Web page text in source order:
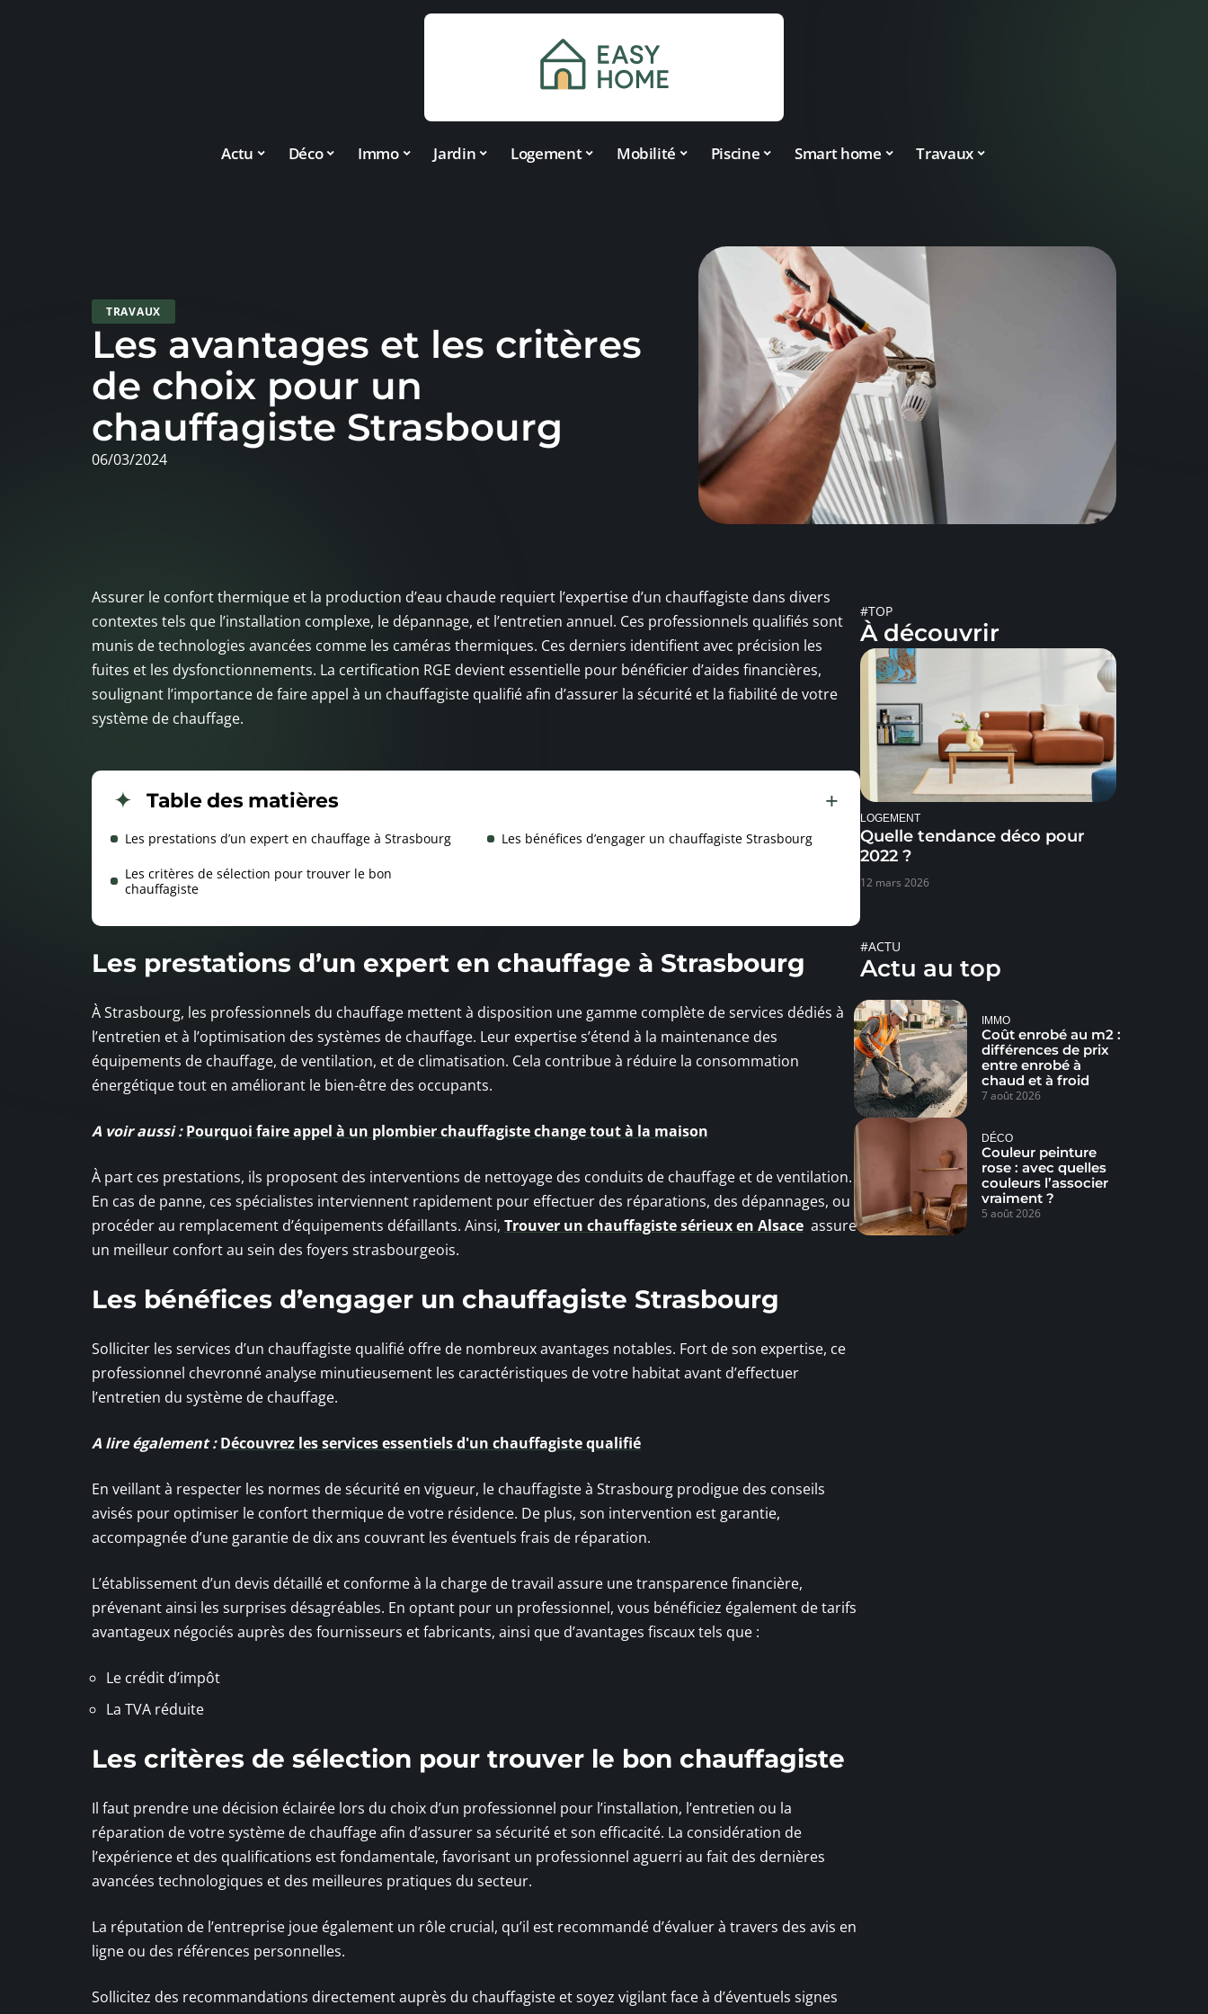
Actu Déco Immo Jardin Logement Mobilité Piscine Smart home Travaux
TRAVAUX
Les avantages et les critères
de choix pour un
chauffagiste Strasbourg
06/03/2024
Assurer le confort thermique et la production d’eau chaude requiert l’expertise d’un chauffagiste dans divers
contextes tels que l’installation complexe, le dépannage, et l’entretien annuel. Ces professionnels qualifiés sont
munis de technologies avancées comme les caméras thermiques. Ces derniers identifient avec précision les
fuites et les dysfonctionnements. La certification RGE devient essentielle pour bénéficier d’aides financières,
soulignant l’importance de faire appel à un chauffagiste qualifié afin d’assurer la sécurité et la fiabilité de votre
système de chauffage.
Table des matières
Les prestations d’un expert en chauffage à Strasbourg Les bénéfices d’engager un chauffagiste Strasbourg
Les critères de sélection pour trouver le bon
chauffagiste
Les prestations d’un expert en chauffage à Strasbourg
À Strasbourg, les professionnels du chauffage mettent à disposition une gamme complète de services dédiés à
l’entretien et à l’optimisation des systèmes de chauffage. Leur expertise s’étend à la maintenance des
équipements de chauffage, de ventilation, et de climatisation. Cela contribue à réduire la consommation
énergétique tout en améliorant le bien-être des occupants.
A voir aussi : Pourquoi faire appel à un plombier chauffagiste change tout à la maison
À part ces prestations, ils proposent des interventions de nettoyage des conduits de chauffage et de ventilation.
En cas de panne, ces spécialistes interviennent rapidement pour effectuer des réparations, des dépannages, ou
procéder au remplacement d’équipements défaillants. Ainsi, Trouver un chauffagiste sérieux en Alsace assure
un meilleur confort au sein des foyers strasbourgeois.
Les bénéfices d’engager un chauffagiste Strasbourg
Solliciter les services d’un chauffagiste qualifié offre de nombreux avantages notables. Fort de son expertise, ce
professionnel chevronné analyse minutieusement les caractéristiques de votre habitat avant d’effectuer
l’entretien du système de chauffage.
A lire également : Découvrez les services essentiels d'un chauffagiste qualifié
En veillant à respecter les normes de sécurité en vigueur, le chauffagiste à Strasbourg prodigue des conseils
avisés pour optimiser le confort thermique de votre résidence. De plus, son intervention est garantie,
accompagnée d’une garantie de dix ans couvrant les éventuels frais de réparation.
L’établissement d’un devis détaillé et conforme à la charge de travail assure une transparence financière,
prévenant ainsi les surprises désagréables. En optant pour un professionnel, vous bénéficiez également de tarifs
avantageux négociés auprès des fournisseurs et fabricants, ainsi que d’avantages fiscaux tels que :
Le crédit d’impôt
La TVA réduite
Les critères de sélection pour trouver le bon chauffagiste
Il faut prendre une décision éclairée lors du choix d’un professionnel pour l’installation, l’entretien ou la
réparation de votre système de chauffage afin d’assurer sa sécurité et son efficacité. La considération de
l’expérience et des qualifications est fondamentale, favorisant un professionnel aguerri au fait des dernières
avancées technologiques et des meilleures pratiques du secteur.
La réputation de l’entreprise joue également un rôle crucial, qu’il est recommandé d’évaluer à travers des avis en
ligne ou des références personnelles.
Sollicitez des recommandations directement auprès du chauffagiste et soyez vigilant face à d’éventuels signes
#TOP
À découvrir
LOGEMENT
Quelle tendance déco pour
2022 ?
12 mars 2026
#ACTU
Actu au top
IMMO
Coût enrobé au m2 :
différences de prix
entre enrobé à
chaud et à froid
7 août 2026
DÉCO
Couleur peinture
rose : avec quelles
couleurs l’associer
vraiment ?
5 août 2026